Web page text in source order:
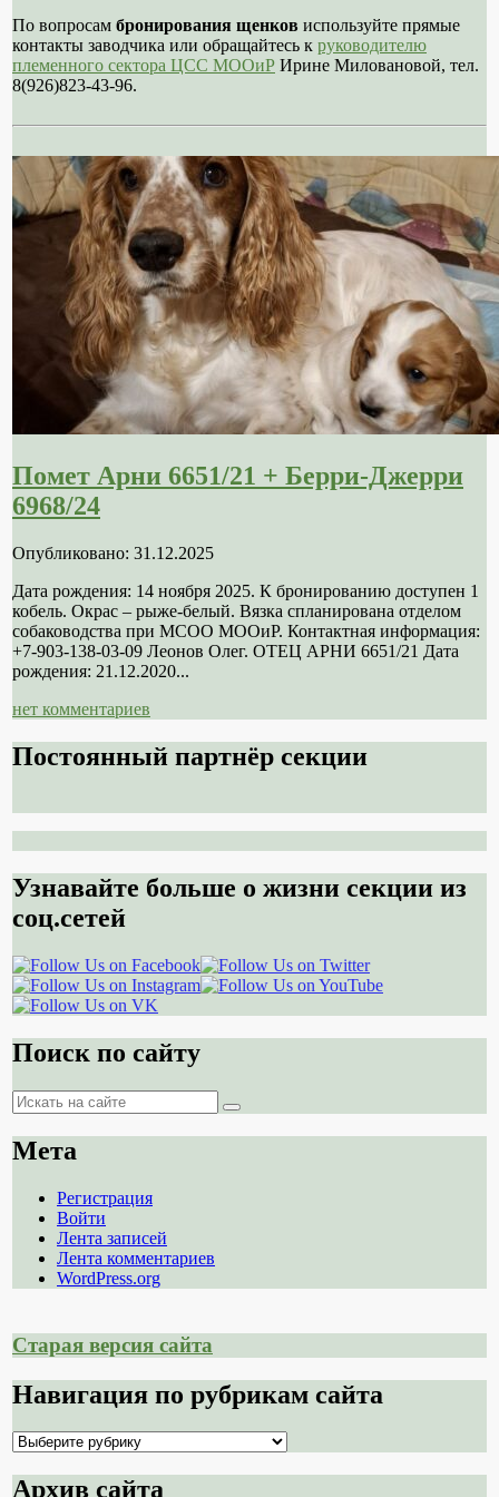
По вопросам бронирования щенков используйте прямые
контакты заводчика или обращайтесь к руководителю
племенного сектора ЦСС МООиР Ирине Миловановой, тел.
8(926)823-43-96.
Помет Арни 6651/21 + Берри-Джерри
6968/24
Опубликовано: 31.12.2025
Дата рождения: 14 ноября 2025. К бронированию доступен 1
кобель. Окрас – рыже-белый. Вязка спланирована отделом
собаководства при МСОО МООиР. Контактная информация:
+7-903-138-03-09 Леонов Олег. ОТЕЦ АРНИ 6651/21 Дата
рождения: 21.12.2020...
нет комментариев
Постоянный партнёр секции
Узнавайте больше о жизни секции из
соц.сетей
Поиск по сайту
Поиск
Поиск
Мета
Регистрация
Войти
Лента записей
Лента комментариев
WordPress.org
Старая версия сайта
Навигация по рубрикам сайта
Навигация
рубрикам
Архив сайта